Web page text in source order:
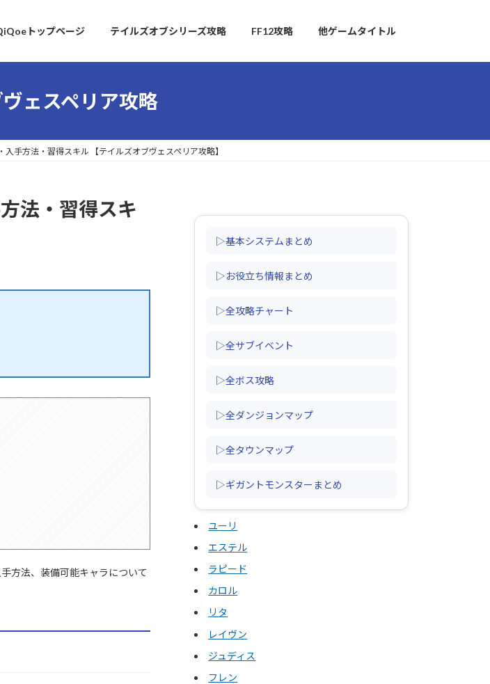
トップページ テイルズオブシリーズ攻略 FF12攻略 他ゲームタイトル
ェスペリア攻略
手方法・習得スキル 【テイルズオブヴェスペリア攻略】
法・習得スキ
方法、装備可能キャラについて
▷基本システムまとめ
▷お役立ち情報まとめ
▷全攻略チャート
▷全サブイベント
▷全ボス攻略
▷全ダンジョンマップ
▷全タウンマップ
▷ギガントモンスターまとめ
ユーリ
エステル
ラピード
カロル
リタ
レイヴン
ジュディス
フレン